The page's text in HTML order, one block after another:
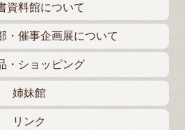
資料館について
・催事企画展について
・ショッピング
姉妹館
リンク